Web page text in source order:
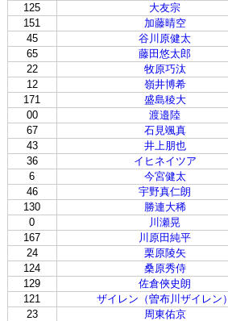
125
大友宗
151
加藤晴空
45
谷川原健太
65
藤田悠太郎
22
牧原巧汰
12
嶺井博希
171
盛島稜大
00
渡邉陸
67
石見颯真
43
井上朋也
36
イヒネイツア
6
今宮健太
46
宇野真仁朗
130
勝連大稀
0
川瀬晃
167
川原田純平
24
栗原陵矢
124
桑原秀侍
129
佐倉俠史朗
121
ザイレン（曽布川ザイレン）
23
周東佑京